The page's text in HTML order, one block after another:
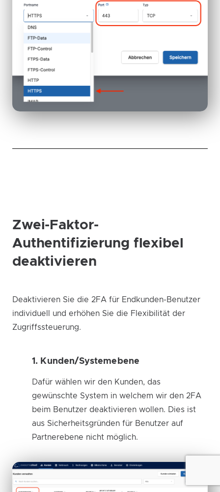
Zwei-Faktor-
Authentifizierung flexibel
deaktivieren
Deaktivieren Sie die 2FA für Endkunden-Benutzer
individuell und erhöhen Sie die Flexibilität der
Zugriffssteuerung.
1. Kunden/Systemebene
Dafür wählen wir den Kunden, das
gewünschte System in welchem wir den 2FA
beim Benutzer deaktivieren wollen. Dies ist
aus Sicherheitsgründen für Benutzer auf
Partnerebene nicht möglich.